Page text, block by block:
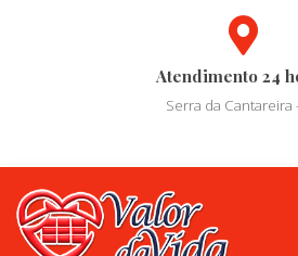
Atendimento 24
Serra da Cantareira